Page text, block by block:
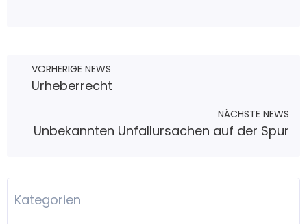
VORHERIGE NEWS
Urheberrecht
NÄCHSTE NEWS
Unbekannten Unfallursachen auf der Spur
Kategorien